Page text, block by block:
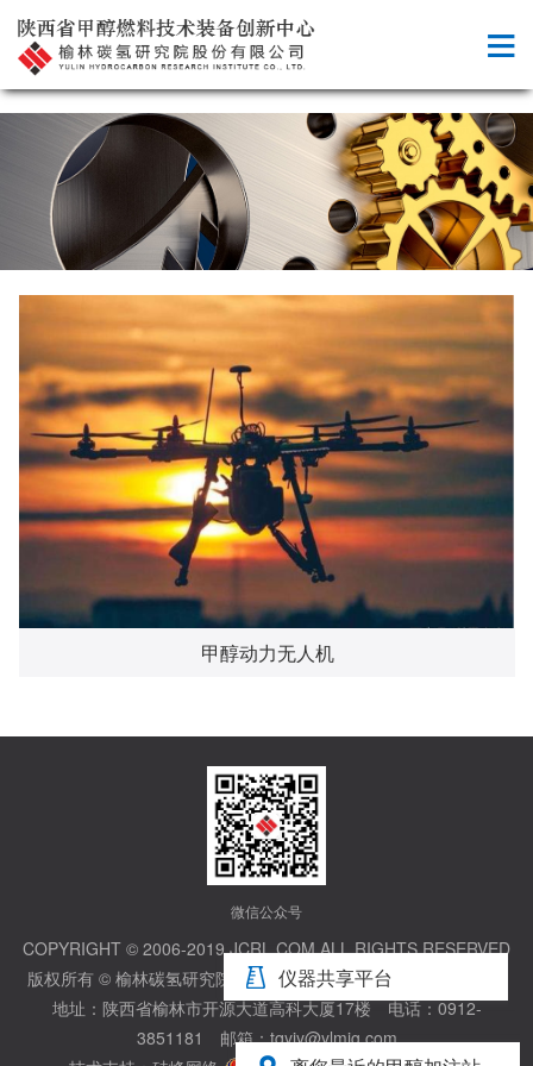
甲醇动力无人机
微信公众号
COPYRIGHT © 2006-2019,JCRL.COM,ALL RIGHTS RESERVED
版权所有 © 榆林碳氢研究院股份有限公司陕ICP备20002833号-1
地址：陕西省榆林市开源大道高科大厦17楼 电话：0912-
3851181 邮箱：tqyjy@ylmig.com
仪器共享平台